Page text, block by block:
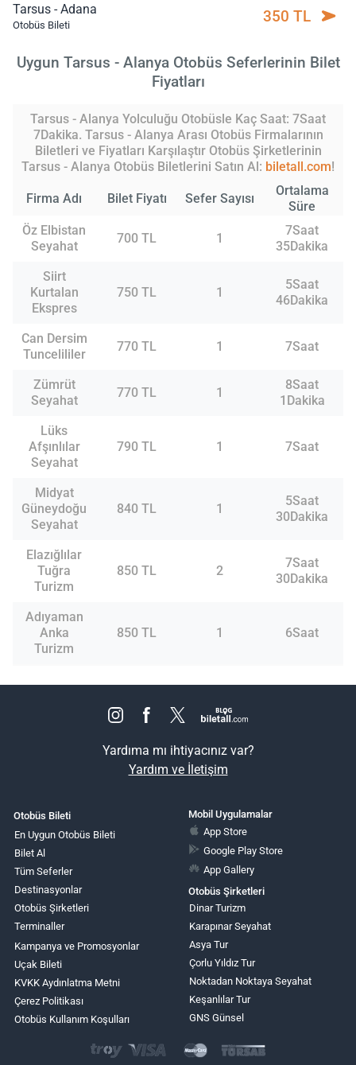
Tarsus - Adana
Otobüs Bileti 350 TL
Uygun Tarsus - Alanya Otobüs Seferlerinin Bilet
Fiyatları
Tarsus - Alanya Yolculuğu Otobüsle Kaç Saat: 7Saat
7Dakika. Tarsus - Alanya Arası Otobüs Firmalarının
Biletleri ve Fiyatları Karşılaştır Otobüs Şirketlerinin
Tarsus - Alanya Otobüs Biletlerini Satın Al: biletall.com!
Firma Adı Bilet Fiyatı Sefer Sayısı
Ortalama
Süre
Öz Elbistan
Seyahat
700 TL 1
7Saat
35Dakika
Siirt
Kurtalan
Ekspres
750 TL 1
5Saat
46Dakika
Can Dersim
Tuncelililer
770 TL 1 7Saat
Zümrüt
Seyahat
770 TL 1
8Saat
1Dakika
Lüks
Afşınlılar
Seyahat
790 TL 1 7Saat
Midyat
Güneydoğu
Seyahat
840 TL 1
5Saat
30Dakika
Elazığlılar
Tuğra
Turizm
850 TL 2
7Saat
30Dakika
Adıyaman
Anka
Turizm
850 TL 1 6Saat
Yardıma mı ihtiyacınız var?
Yardım ve İletişim
Otobüs Bileti
En Uygun Otobüs Bileti
Bilet Al
Tüm Seferler
Destinasyonlar
Otobüs Şirketleri
Terminaller
Kampanya ve Promosyonlar
Uçak Bileti
KVKK Aydınlatma Metni
Çerez Politikası
Otobüs Kullanım Koşulları
Mobil Uygulamalar
App Store
Google Play Store
App Gallery
Otobüs Şirketleri
Dinar Turizm
Karapınar Seyahat
Asya Tur
Çorlu Yıldız Tur
Noktadan Noktaya Seyahat
Keşanlılar Tur
GNS Günsel